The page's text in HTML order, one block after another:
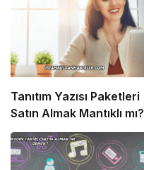
Tanıtım Yazısı Paketleri
Satın Almak Mantıklı mı?